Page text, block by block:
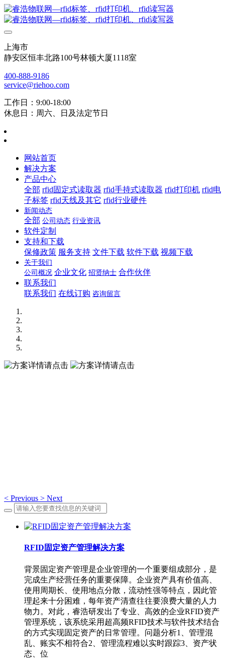
上海市
静安区恒丰北路100号林顿大厦1118室
400-888-9186
service@riehoo.com
工作日：9:00-18:00
休息日：周六、日及法定节日
网站首页
解决方案
产品中心
全部 rfid固定式读取器 rfid手持式读取器 rfid打印机 rfid电
子标签 rfid天线及其它 rfid行业硬件
新闻动态
全部 公司动态 行业资讯
软件定制
支持和下载
保修政策 服务支持 文件下载 软件下载 视频下载
关于我们
公司概况 企业文化 招贤纳士 合作伙伴
联系我们
联系我们 在线订购 咨询留言
< Previous > Next
RFID固定资产管理解决方案
背景固定资产管理是企业管理的一个重要组成部分，是
完成生产经营任务的重要保障。企业资产具有价值高、
使用周期长、使用地点分散，流动性强等特点，因此管
理起来十分困难，每年资产清查往往要浪费大量的人力
物力。对此，睿浩研发出了专业、高效的企业RFID资产
管理系统，该系统采用超高频RFID技术与软件技术结合
的方式实现固定资产的日常管理。问题分析1、管理混
乱、账实不相符合2、管理流程难以实时跟踪3、资产状
态、位